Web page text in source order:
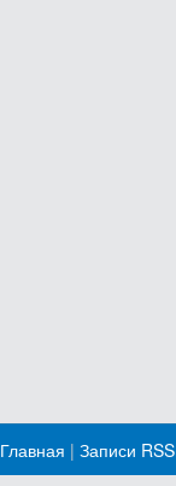
Главная | Записи RSS